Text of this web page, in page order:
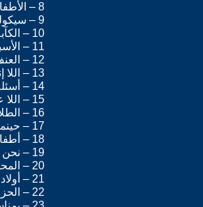
8 – الأطفال المراهقين ذوي الإحتياجات الخاصة – المعاقين .
9 – سيكولوجية الفرد العراقي في مراحل التغيير .
10 – الكآبة لدى أطفال العراق ... لماذا !؟
11 – الأسباب النفسية للسمنة عند النساء في البلدان العربية .
12 – العنف الأُسري ما بين الشرق والغرب .
13 – اللا إنتماء في الشارع العراقي .
14 – أسئلة مراهق .
15 – اللا عنف منذ الطفولة .
16 – الطلاق هل هو الحل ؟
17 – حينما يثور الطلاب ... لماذا !؟
18 – أطفال الشوارع .
19 – نحن أُمة لا تقرأ .
20 – المحاكاة ماذا بشانها .
21 – أولاد سمك القرش .
22 – الحزن سمة أساسية في شخصية الفرد العربي .